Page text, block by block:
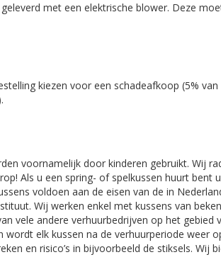
met een elektrische blower. Deze
kiezen voor een schadeafkoop (5%
voornamelijk door kinderen gebruikt. Wij
Als u een spring- of spelkussen huurt
voldoen aan de eisen van de in
Wij werken enkel met kussens van
vele andere verhuurbedrijven op het
wordt elk kussen na de verhuurperiode weer
en risico’s in bijvoorbeeld de stiksels. Wij